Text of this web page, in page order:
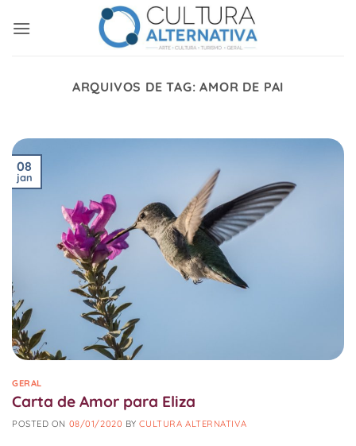
ARQUIVOS DE TAG:AMOR DE PAI
08
jan
GERAL
Carta de Amor para Eliza
POSTED ON 08/01/2020 BYCULTURA ALTERNATIVA